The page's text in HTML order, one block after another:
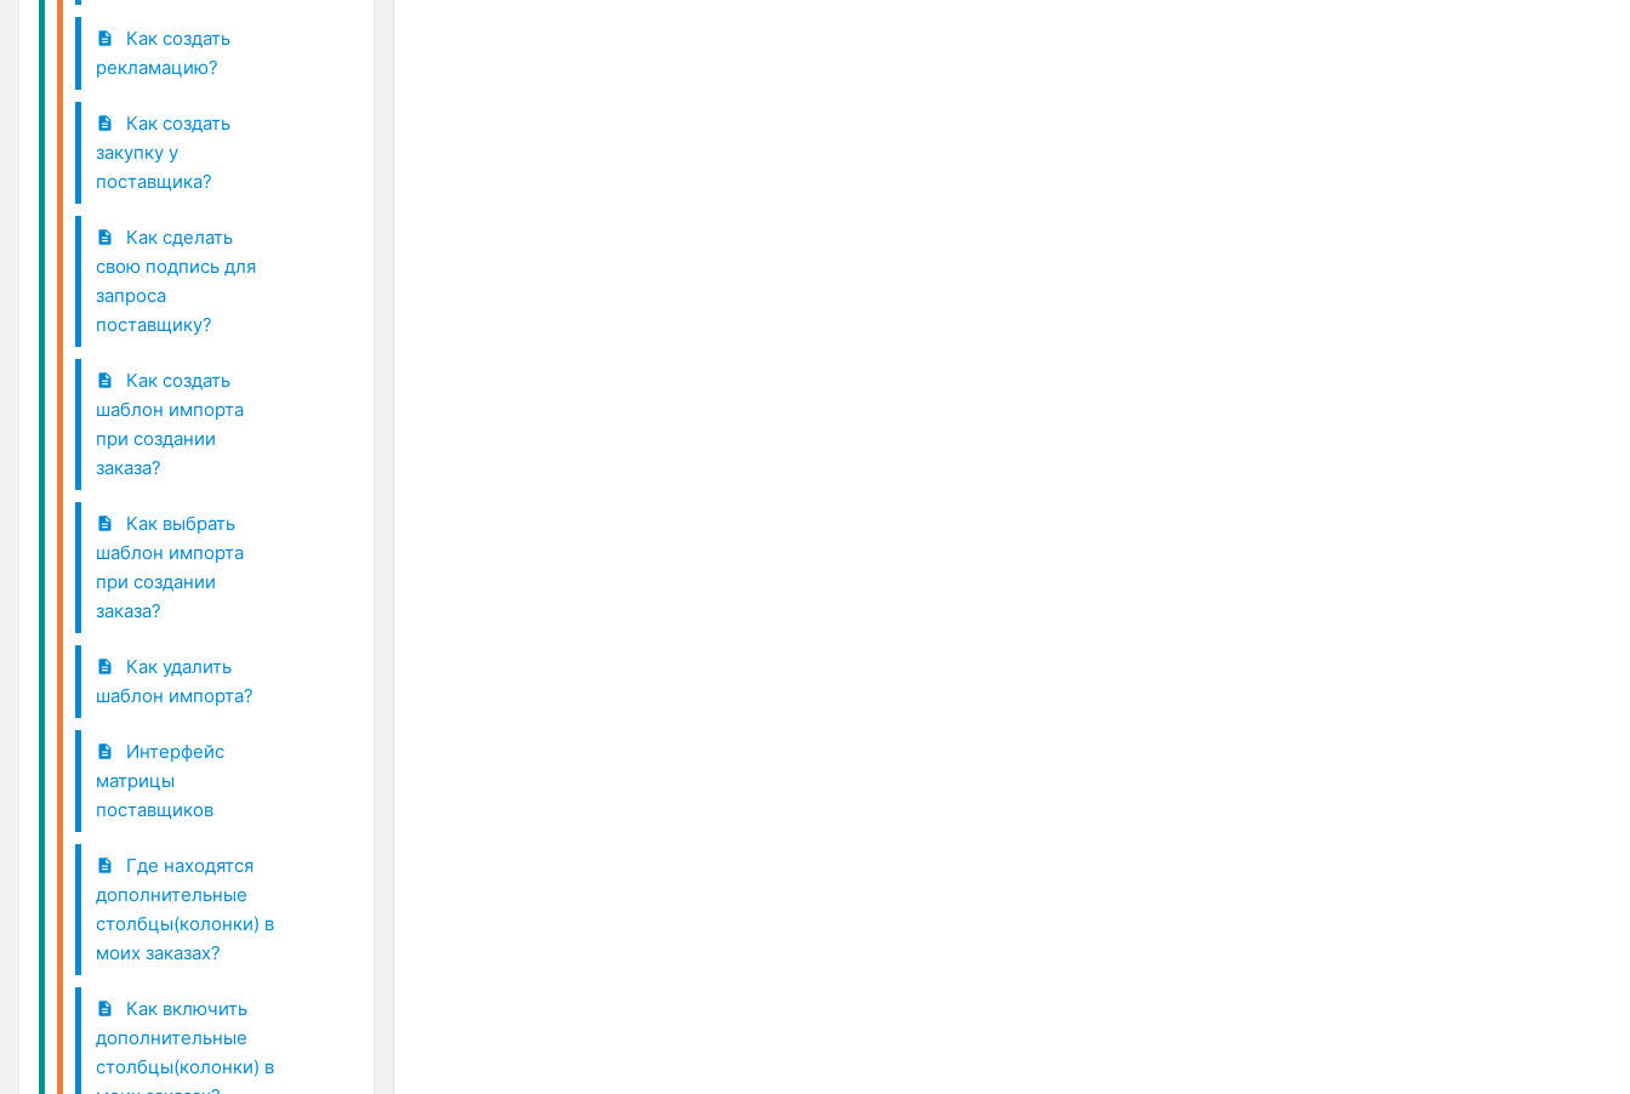
Как создать
рекламацию?
Как создать
закупку у
поставщика?
Как сделать
свою подпись для
запроса
поставщику?
Как создать
шаблон импорта
при создании
заказа?
Как выбрать
шаблон импорта
при создании
заказа?
Как удалить
шаблон импорта?
Интерфейс
матрицы
поставщиков
Где находятся
дополнительные
столбцы(колонки) в
моих заказах?
Как включить
дополнительные
столбцы(колонки) в